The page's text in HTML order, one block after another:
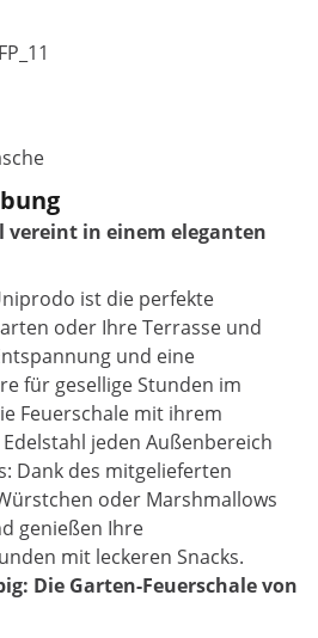
vereint in einem eleganten
ist die perfekte
oder Ihre Terrasse und
und eine
für gesellige Stunden im
Feuerschale mit ihrem
jeden Außenbereich
Dank des mitgelieferten
oder Marshmallows
genießen Ihre
mit leckeren Snacks.
Die Garten-Feuerschale von